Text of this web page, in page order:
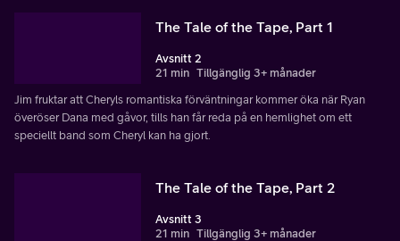
The Tale of the Tape, Part 1
Avsnitt 2
21 min Tillgänglig 3+ månader
Jim fruktar att Cheryls romantiska förväntningar kommer öka när Ryan
överöser Dana med gåvor, tills han får reda på en hemlighet om ett
speciellt band som Cheryl kan ha gjort.
The Tale of the Tape, Part 2
Avsnitt 3
21 min Tillgänglig 3+ månader